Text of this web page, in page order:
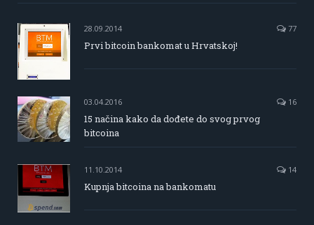
28.09.2014 77
Prvi bitcoin bankomat u Hrvatskoj!
03.04.2016 16
15 načina kako da dođete do svog prvog
bitcoina
11.10.2014 14
Kupnja bitcoina na bankomatu